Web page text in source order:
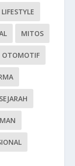
LIFESTYLE
MITOS
OTOMOTIF
SEJARAH